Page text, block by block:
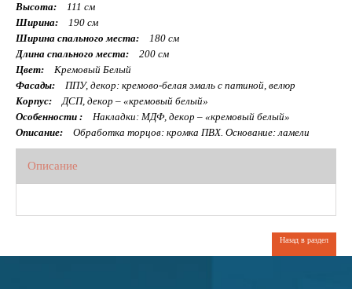
Высота:
111 см
Ширина:
190 см
Ширина спального места:
180 см
Длина спального места:
200 см
Цвет:
Кремовый Белый
Фасады:
ППУ, декор: кремово-белая эмаль с патиной, велюр
Корпус:
ДСП, декор – «кремовый белый»
Особенности :
Накладки: МДФ, декор – «кремовый белый»
Описание:
Обработка торцов: кромка ПВХ. Основание: ламели
Описание
Назад в раздел